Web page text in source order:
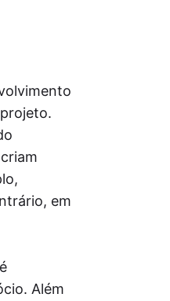
em
Além